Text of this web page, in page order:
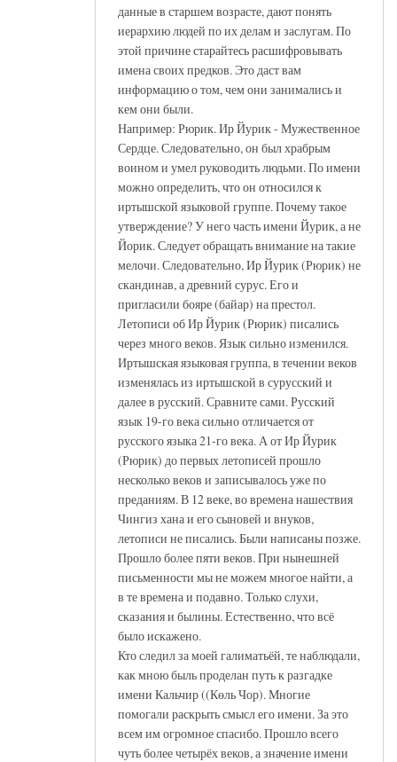
данные в старшем возрасте, дают понять
иерархию людей по их делам и заслугам. По
этой причине старайтесь расшифровывать
имена своих предков. Это даст вам
информацию о том, чем они занимались и
кем они были.
Например: Рюрик. Ир Йурик - Мужественное
Сердце. Следовательно, он был храбрым
воином и умел руководить людьми. По имени
можно определить, что он относился к
иртышской языковой группе. Почему такое
утверждение? У него часть имени Йурик, а не
Йорик. Следует обращать внимание на такие
мелочи. Следовательно, Ир Йурик (Рюрик) не
скандинав, а древний сурус. Его и
пригласили бояре (байар) на престол.
Летописи об Ир Йурик (Рюрик) писались
через много веков. Язык сильно изменился.
Иртышская языковая группа, в течении веков
изменялась из иртышской в сурусский и
далее в русский. Сравните сами. Русский
язык 19-го века сильно отличается от
русского языка 21-го века. А от Ир Йурик
(Рюрик) до первых летописей прошло
несколько веков и записывалось уже по
преданиям. В 12 веке, во времена нашествия
Чингиз хана и его сыновей и внуков,
летописи не писались. Были написаны позже.
Прошло более пяти веков. При нынешней
письменности мы не можем многое найти, а
в те времена и подавно. Только слухи,
сказания и былины. Естественно, что всё
было искажено.
Кто следил за моей галиматьёй, те наблюдали,
как мною быль проделан путь к разгадке
имени Кальчир ((Көль Чор). Многие
помогали раскрыть смысл его имени. За это
всем им огромное спасибо. Прошло всего
чуть более четырёх веков, а значение имени